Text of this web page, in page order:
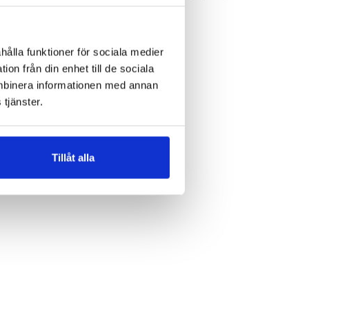
funktioner för sociala medier
från din enhet till de sociala
informationen med annan
tjänster.
Tillåt alla